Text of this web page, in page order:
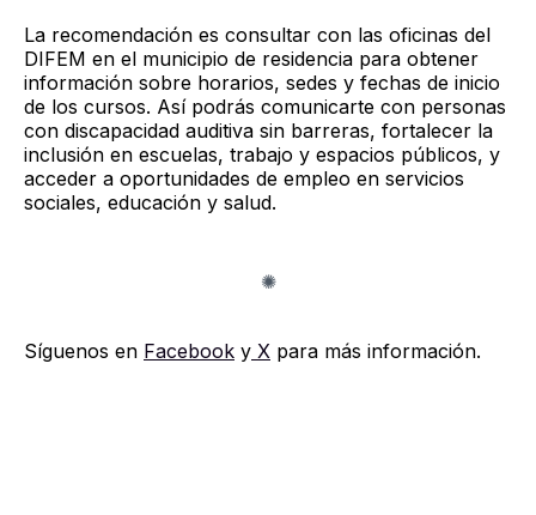
La recomendación es consultar con las oficinas del
DIFEM en el municipio de residencia para obtener
información sobre horarios, sedes y fechas de inicio
de los cursos. Así podrás comunicarte con personas
con discapacidad auditiva sin barreras, fortalecer la
inclusión en escuelas, trabajo y espacios públicos, y
acceder a oportunidades de empleo en servicios
sociales, educación y salud.
Síguenos en Facebook y X para más información.